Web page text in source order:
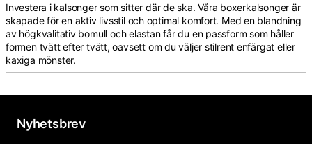
Investera i kalsonger som sitter där de ska. Våra boxerkalsonger är
skapade för en aktiv livsstil och optimal komfort. Med en blandning
av högkvalitativ bomull och elastan får du en passform som håller
formen tvätt efter tvätt, oavsett om du väljer stilrent enfärgat eller
kaxiga mönster.
Nyhetsbrev